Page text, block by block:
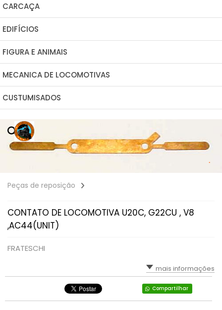
CARCAÇA
EDIFÍCIOS
FIGURA E ANIMAIS
MECANICA DE LOCOMOTIVAS
CUSTUMISADOS
Peças de reposição
CONTATO DE LOCOMOTIVA U20C, G22CU , V8
,AC44(UNIT)
FRATESCHI
mais informações
Compartilhar